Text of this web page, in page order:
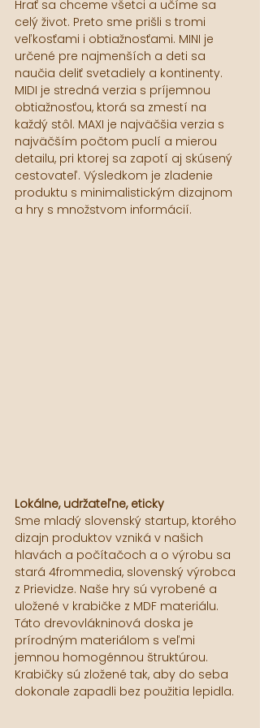
Hrať sa chceme všetci a učíme sa
celý život. Preto sme prišli s tromi
veľkosťami i obtiažnosťami. MINI je
určené pre najmenších a deti sa
naučia deliť svetadiely a kontinenty.
MIDI je stredná verzia s príjemnou
obtiažnosťou, ktorá sa zmestí na
každý stôl. MAXI je najväčšia verzia s
najväčším počtom puclí a mierou
detailu, pri ktorej sa zapotí aj skúsený
cestovateľ. Výsledkom je zladenie
produktu s minimalistickým dizajnom
a hry s množstvom informácií.
Lokálne, udržateľne, eticky
Sme mladý slovenský startup, ktorého
dizajn produktov vzniká v našich
hlavách a počítačoch a o výrobu sa
stará 4frommedia, slovenský výrobca
z Prievidze. Naše hry sú vyrobené a
uložené v krabičke z MDF materiálu.
Táto drevovlákninová doska je
prírodným materiálom s veľmi
jemnou homogénnou štruktúrou.
Krabičky sú zložené tak, aby do seba
dokonale zapadli bez použitia lepidla.